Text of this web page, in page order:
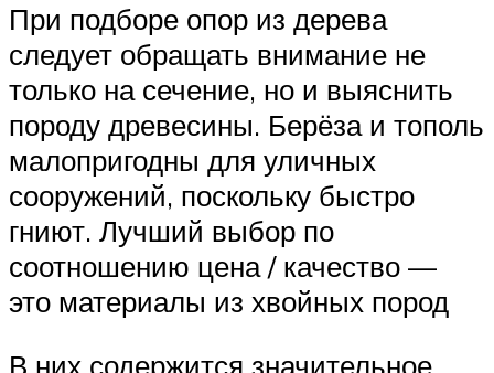
При подборе опор из дерева
следует обращать внимание не
только на сечение, но и выяснить
породу древесины. Берёза и тополь
малопригодны для уличных
сооружений, поскольку быстро
гниют. Лучший выбор по
соотношению цена / качество —
это материалы из хвойных пород
В них содержится значительное